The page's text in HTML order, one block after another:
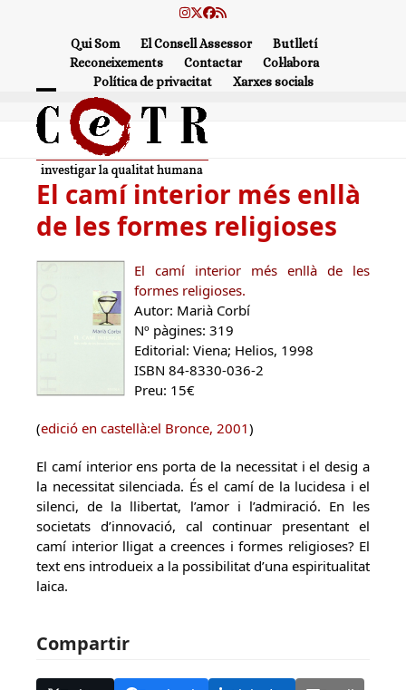
Instagram
Twitter
Facebook
RSS
Qui Som El Consell Assessor
Butlletí
Reconeixements
Contactar
Col·labora
Política de privacitat
Xarxes socials
Open
mobile
menu
Close
mobile
menu
El camí interior més enllà
de les formes religioses
El camí interior més enllà de les
formes religioses.
Autor: Marià Corbí
Nº pàgines: 319
Editorial: Viena; Helios, 1998
ISBN 84-8330-036-2
Preu: 15€
(edició en castellà:el Bronce, 2001)
El camí interior ens porta de la necessitat i el desig a
la necessitat silenciada. És el camí de la lucidesa i el
silenci, de la llibertat, l’amor i l’admiració. En les
societats d’innovació, cal continuar presentant el
camí interior lligat a creences i formes religioses? El
text ens introdueix a la possibilitat d’una espiritualitat
laica.
Compartir